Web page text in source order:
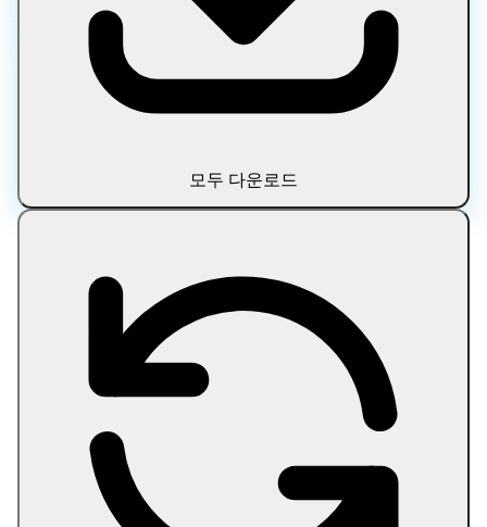
모두 다운로드
이미지를 목표 크기로 압축 작업을 브라우저에서 빠르고 안전
하게 처리하세요. 파일은 기기 밖으로 전송되지 않습니다.